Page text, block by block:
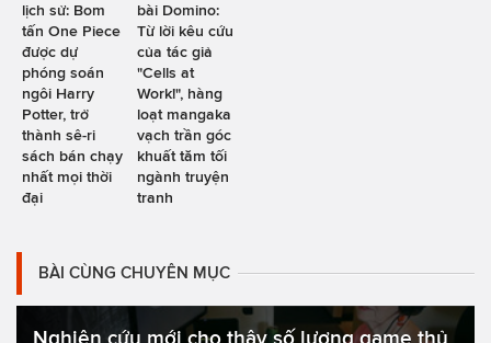
lịch sử: Bom
tấn One Piece
được dự
phóng soán
ngôi Harry
Potter, trở
thành sê-ri
sách bán chạy
nhất mọi thời
đại
bài Domino:
Từ lời kêu cứu
của tác giả
"Cells at
Work!", hàng
loạt mangaka
vạch trần góc
khuất tăm tối
ngành truyện
tranh
BÀI CÙNG CHUYÊN MỤC
Nghiên cứu mới cho thây số lượng game thủ